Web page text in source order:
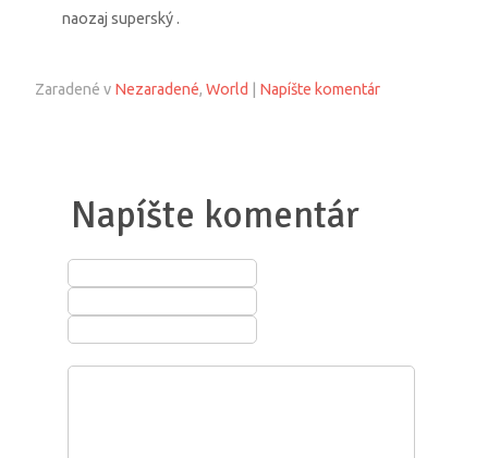
naozaj superský .
Zaradené v Nezaradené,World Napíšte komentár
Napíšte komentár